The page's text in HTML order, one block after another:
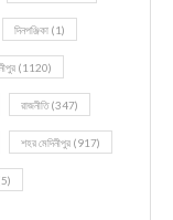
দিনপঞ্জিকা (1)
(1120)
রাজনীতি(347)
শহর মেদিনীপুর (917)